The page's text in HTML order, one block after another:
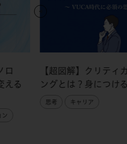
ロ
える
ン
【超図解】クリティ
ングとは？身につけ
思考 キャリア